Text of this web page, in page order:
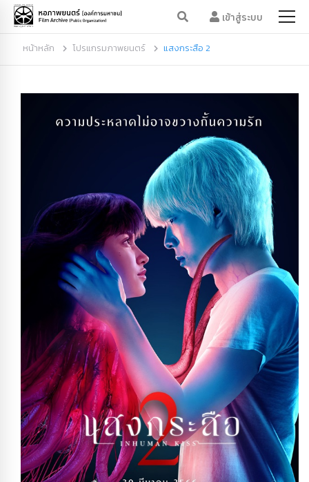
เข้าสู่ระบบ
หน้าหลัก โปรแกรมภาพยนตร์ แสงกระสือ 2